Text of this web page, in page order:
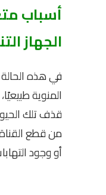
أسباب
الجهاز
في هذه الحالة
المنوية
قذف تلك
أو وجود